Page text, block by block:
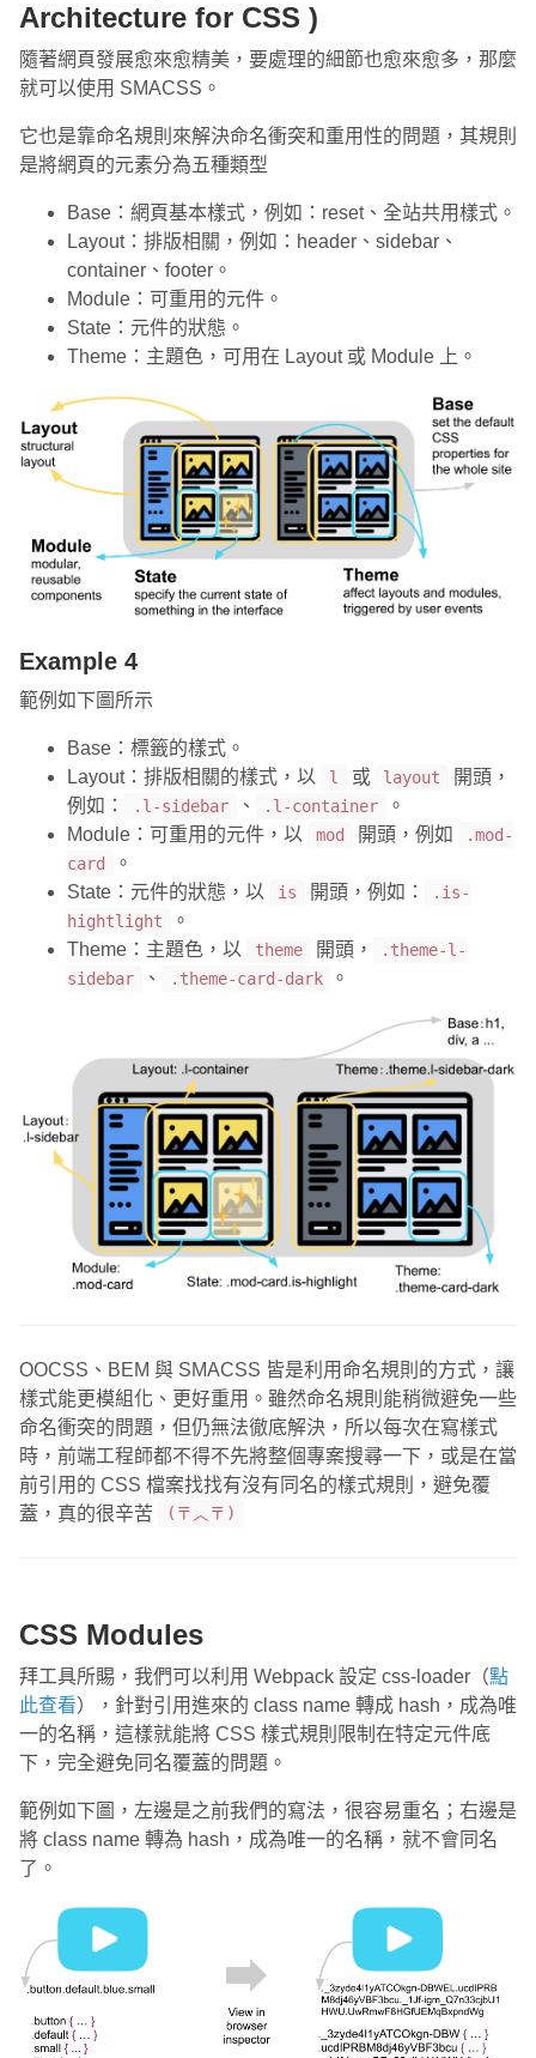
Architecture for CSS )
隨著網頁發展愈來愈精美，要處理的細節也愈來愈多，那麼
就可以使用 SMACSS。
它也是靠命名規則來解決命名衝突和重用性的問題，其規則
是將網頁的元素分為五種類型
Base：網頁基本樣式，例如：reset、全站共用樣式。
Layout：排版相關，例如：header、sidebar、
container、footer。
Module：可重用的元件。
State：元件的狀態。
Theme：主題色，可用在 Layout 或 Module 上。
Example 4
範例如下圖所示
Base：標籤的樣式。
Layout：排版相關的樣式，以
l 或 layout
開頭，
例如：
.l-sidebar 、 .l-container
。
Module：可重用的元件，以
mod 開頭，例如
.mod-
card
。
State：元件的狀態，以
is 開頭，例如：
.is-
hightlight
。
Theme：主題色，以
theme 開頭，
.theme-l-
sidebar
、 .theme-card-dark 。
OOCSS、BEM 與 SMACSS 皆是利用命名規則的方式，讓
樣式能更模組化、更好重用。雖然命名規則能稍微避免一些
命名衝突的問題，但仍無法徹底解決，所以每次在寫樣式
時，前端工程師都不得不先將整個專案搜尋一下，或是在當
前引用的 CSS 檔案找找有沒有同名的樣式規則，避免覆
蓋，真的很辛苦
(〒︿〒)
CSS Modules
拜工具所賜，我們可以利用 Webpack 設定 css-loader（點
此查看），針對引用進來的 class name 轉成 hash，成為唯
一的名稱，這樣就能將 CSS 樣式規則限制在特定元件底
下，完全避免同名覆蓋的問題。
範例如下圖，左邊是之前我們的寫法，很容易重名；右邊是
將 class name 轉為 hash，成為唯一的名稱，就不會同名
了。